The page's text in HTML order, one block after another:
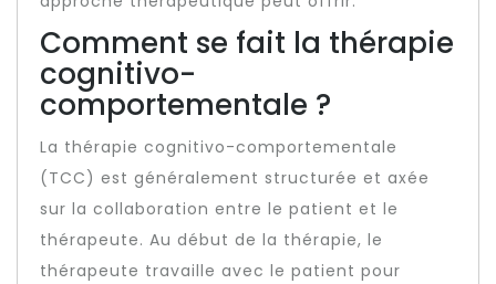
Comment se fait la thérapie
cognitivo-
comportementale ?
La thérapie cognitivo-comportementale
(TCC) est généralement structurée et axée
sur la collaboration entre le patient et le
thérapeute. Au début de la thérapie, le
thérapeute travaille avec le patient pour